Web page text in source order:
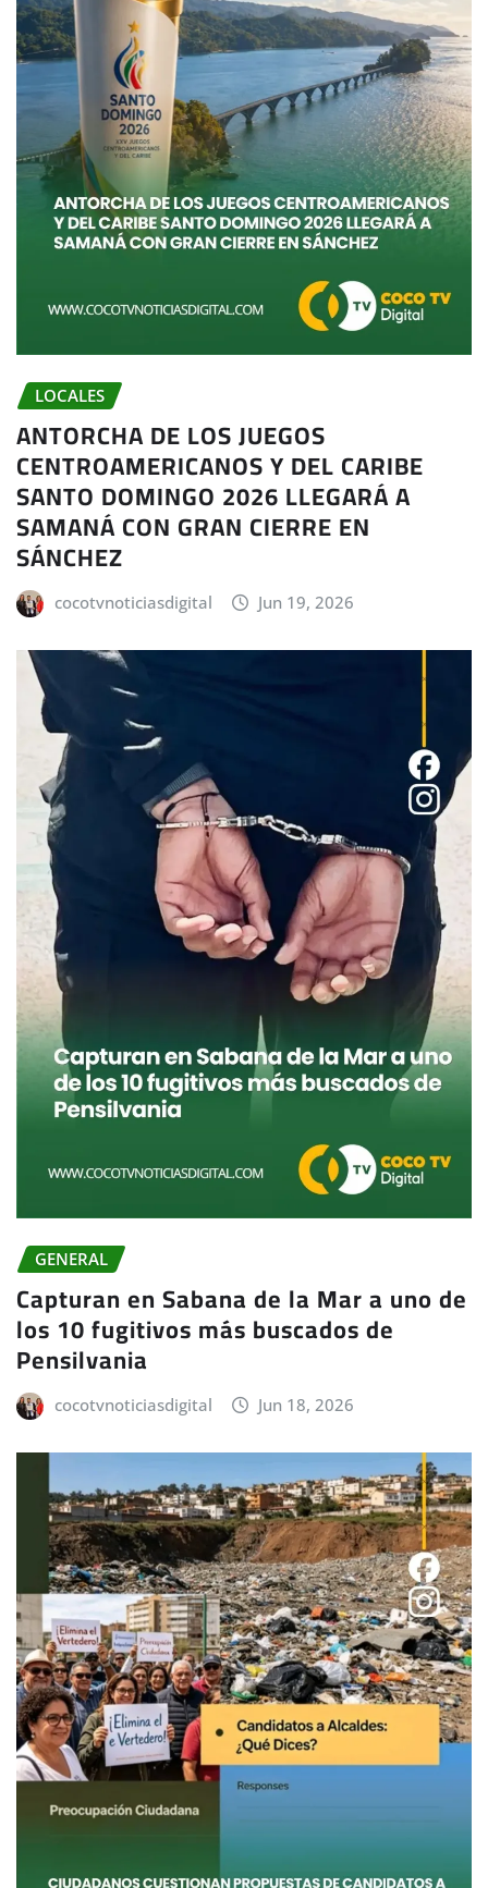
LOCALES
ANTORCHA DE LOS JUEGOS
CENTROAMERICANOS Y DEL CARIBE
SANTO DOMINGO 2026 LLEGARÁ A
SAMANÁ CON GRAN CIERRE EN
SÁNCHEZ
cocotvnoticiasdigital Jun 19, 2026
GENERAL
Capturan en Sabana de la Mar a uno de
los 10 fugitivos más buscados de
Pensilvania
cocotvnoticiasdigital Jun 18, 2026